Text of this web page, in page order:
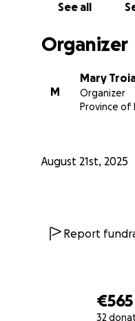
€565
32
See all
Organizer
M
Mary
Organizer
Province of
August 21st, 2025
Report